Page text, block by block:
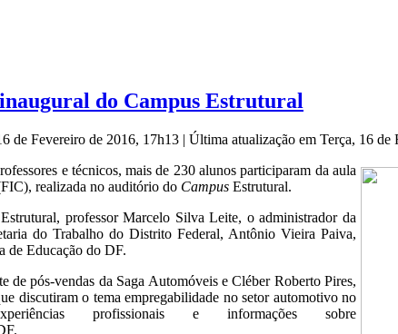
do Campus Estrutural
de Fevereiro de 2016, 17h13 | Última atualização em Terça, 16 de
e técnicos, mais de 230 alunos participaram da aula
realizada no auditório do Campus Estrutural.
professor Marcelo Silva Leite, o administrador da
do Trabalho do Distrito Federal, Antônio Vieira Paiva,
de Educação do DF.
de pós-vendas da Saga Automóveis e Cléber Roberto Pires,
discutiram o tema empregabilidade no setor automotivo no
profissionais e informações sobre